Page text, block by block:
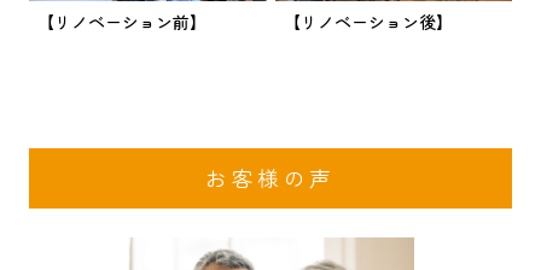
【リノベーション前】 【リノベーション後】
お客様の声